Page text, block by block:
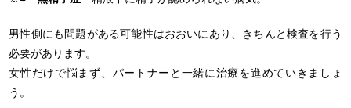
男性側にも問題がある可能性はおおいにあり、きちんと検査を行う
必要があります。
女性だけで悩まず、パートナーと一緒に治療を進めていきましょ
う。